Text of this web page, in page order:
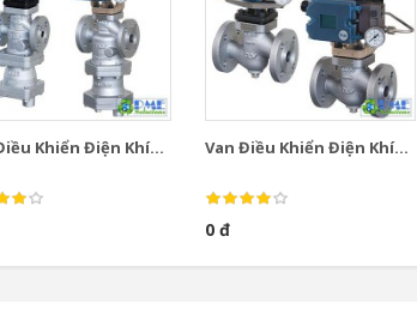
Khiển Điện Khí... Van Điều Khiển Điện Khí...
0 đ